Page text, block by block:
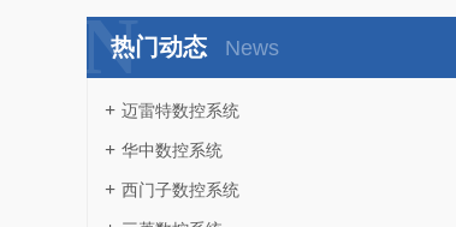
热门动态 News
N
迈雷特数控系统
华中数控系统
西门子数控系统